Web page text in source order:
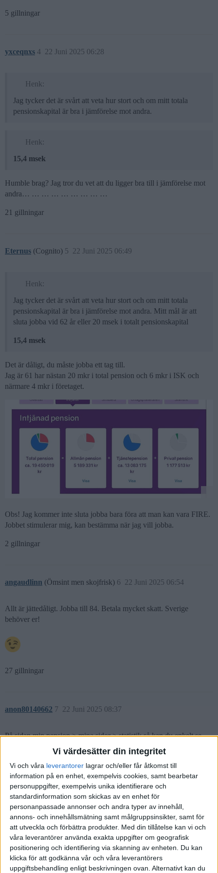
Vi värdesätter din integritet
Vi och våra leverantorer lagrar och/eller får åtkomst till
information på en enhet, exempelvis cookies, samt bearbetar
personuppgifter, exempelvis unika identifierare och
standardinformation som skickas av en enhet för
personanpassade annonser och andra typer av innehåll,
annons- och innehållsmätning samt målgruppsinsikter, samt för
att utveckla och förbättra produkter. Med din tillåtelse kan vi och
våra leverantörer använda exakta uppgifter om geografisk
positionering och identifiering via skanning av enheten. Du kan
klicka för att godkänna vår och våra leverantörers
uppgiftsbehandling enligt beskrivningen ovan. Alternativt kan du
5 gillningar
yxceqnxs 22 Juni 2025 06:28
4
Henk:
Jag tycker det är svårt att veta hur stort och om mitt totala
pensionskapital är bra i jämförelse mot andra.
Henk:
15,4 msek
Humble brag? Jag tror du vet att du ligger bra till i jämförelse mot
andra… … … … … … … … …
21 gillningar
Eternus (Cognito) 22 Juni 2025 06:49
5
Henk:
Jag tycker det är svårt att veta hur stort och om mitt totala
pensionskapital är bra i jämförelse mot andra. Mitt mål är att
sluta jobba vid 62 år eller 20 msek i totalt pensionskapital
15,4 msek
Det är dåligt, du måste jobba ett tag till.
Jag är 61 har nästan 20 mkr i total pension och 6 mkr i ISK och
närmare 4 mkr i företaget.
Obs! Jag kommer inte sluta jobba bara föra att man kan vara FIRE.
Jobbet stimulerar mig, kan bestämma när jag vill jobba.
2 gillningar
angaudlinn (Ömsint men skojfrisk) 22 Juni 2025 06:54
6
Allt är jättedåligt. Jobba till 84. Betala mycket skatt. Sverige
behöver er!
27 gillningar
anon80140662 22 Juni 2025 08:37
7
På sidan min pension > mina sidor > statistik så kan du enkelt se
hur du ligger till i jämförelse med din åldersgrupp.
Men bäst är nog att sluta jämföra med andra och utgå från din egen
ekonomi och inse att du klarar dig rätt bra livet ut.
4 gillningar
var3gen
>12 MSEK totalt, → FAT FIRE